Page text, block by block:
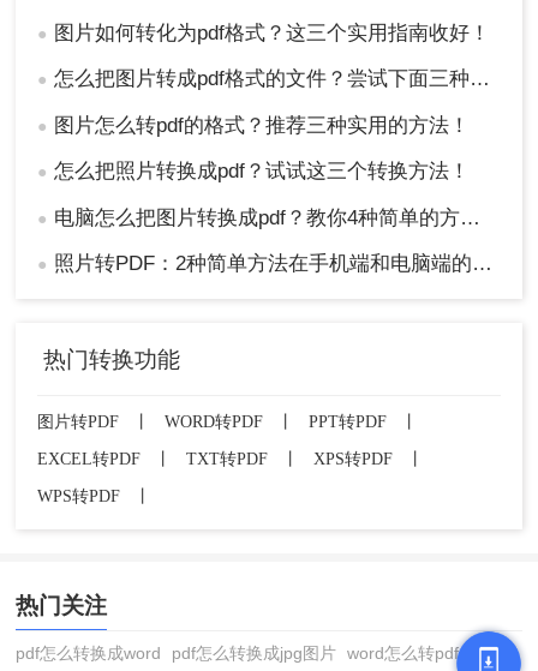
● 图片如何转化为pdf格式？这三个实用指南收好！
● 怎么把图片转成pdf格式的文件？尝试下面三种方法！
● 图片怎么转pdf的格式？推荐三种实用的方法！
● 怎么把照片转换成pdf？试试这三个转换方法！
● 电脑怎么把图片转换成pdf？教你4种简单的方法！
● 照片转PDF：2种简单方法在手机端和电脑端的操作差异！
热门转换功能
图片转PDF WORD转PDF PPT转PDF
EXCEL转PDF
TXT转PDF XPS转PDF
WPS转PDF
热门关注
pdf怎么转换成word pdf怎么转换成jpg图片 word怎么转pdf